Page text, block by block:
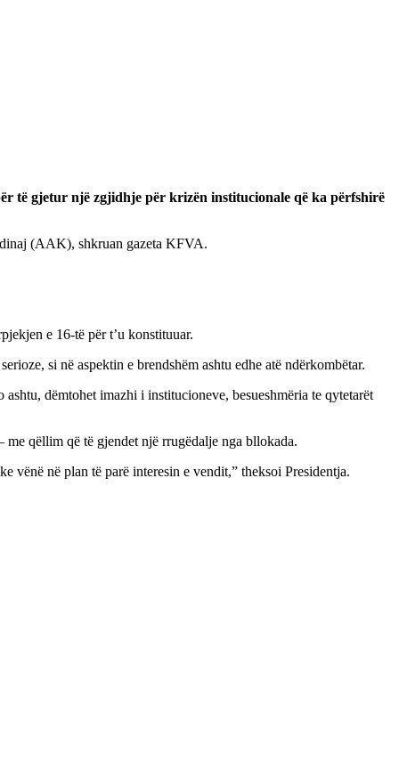
të gjetur një zgjidhje për krizën institucionale që ka përfshirë
(AAK), shkruan gazeta KFVA.
e 16-të për t’u konstituuar.
si në aspektin e brendshëm ashtu edhe atë ndërkombëtar.
dëmtohet imazhi i institucioneve, besueshmëria te qytetarët
qëllim që të gjendet një rrugëdalje nga bllokada.
vënë në plan të parë interesin e vendit,” theksoi Presidentja.